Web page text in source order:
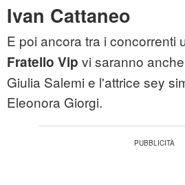
Ivan Cattaneo
E poi ancora tra i concorrenti
Fratello Vip vi saranno
Giulia Salemi e l'attrice sey
Eleonora Giorgi.